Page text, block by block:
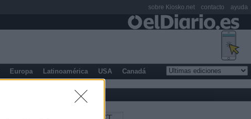
Europa Latinoamérica USA Canadá
sobre Kiosko.net contacto ayuda